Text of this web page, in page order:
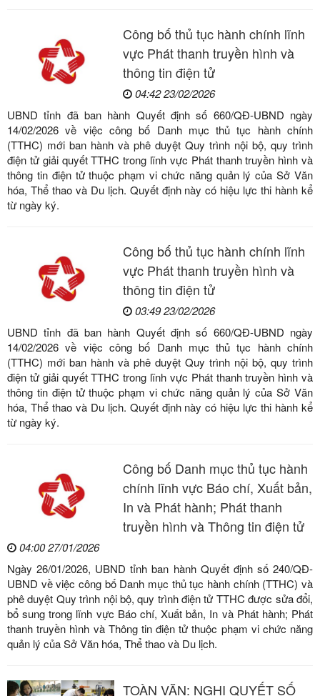
Công bố thủ tục hành chính lĩnh
vực Phát thanh truyền hình và
thông tin điện tử
04:42 23/02/2026
UBND tỉnh đã ban hành Quyết định số 660/QĐ-UBND ngày
14/02/2026 về việc công bố Danh mục thủ tục hành chính
(TTHC) mới ban hành và phê duyệt Quy trình nội bộ, quy trình
điện tử giải quyết TTHC trong lĩnh vực Phát thanh truyền hình và
thông tin điện tử thuộc phạm vi chức năng quản lý của Sở Văn
hóa, Thể thao và Du lịch. Quyết định này có hiệu lực thi hành kể
từ ngày ký.
Công bố thủ tục hành chính lĩnh
vực Phát thanh truyền hình và
thông tin điện tử
03:49 23/02/2026
UBND tỉnh đã ban hành Quyết định số 660/QĐ-UBND ngày
14/02/2026 về việc công bố Danh mục thủ tục hành chính
(TTHC) mới ban hành và phê duyệt Quy trình nội bộ, quy trình
điện tử giải quyết TTHC trong lĩnh vực Phát thanh truyền hình và
thông tin điện tử thuộc phạm vi chức năng quản lý của Sở Văn
hóa, Thể thao và Du lịch. Quyết định này có hiệu lực thi hành kể
từ ngày ký.
Công bố Danh mục thủ tục hành
chính lĩnh vực Báo chí, Xuất bản,
In và Phát hành; Phát thanh
truyền hình và Thông tin điện tử
04:00 27/01/2026
Ngày 26/01/2026, UBND tỉnh ban hành Quyết định số 240/QĐ-
UBND về việc công bố Danh mục thủ tục hành chính (TTHC) và
phê duyệt Quy trình nội bộ, quy trình điện tử TTHC được sửa đổi,
bổ sung trong lĩnh vực Báo chí, Xuất bản, In và Phát hành; Phát
thanh truyền hình và Thông tin điện tử thuộc phạm vi chức năng
quản lý của Sở Văn hóa, Thể thao và Du lịch.
TOÀN VĂN: NGHỊ QUYẾT SỐ